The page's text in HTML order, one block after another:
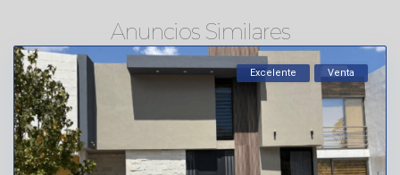
Anuncios Similares
Excelente Venta